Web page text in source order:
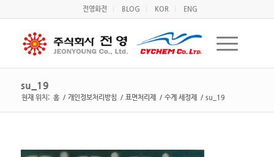
전영화전 BLOG KOR ENG
su_19
현재 위치: 홈 / 개인정보처리방침 / 표면처리제 / 수계 세정제 / su_19